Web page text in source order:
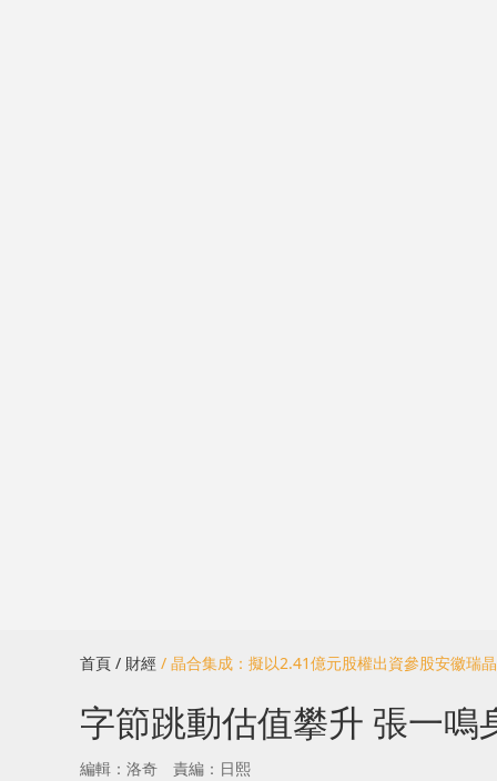
首頁 / 財經 / 晶合集成：擬以2.41億元股權出資參股安徽瑞晶
字節跳動估值攀升 張一
編輯：洛奇 責編：日熙